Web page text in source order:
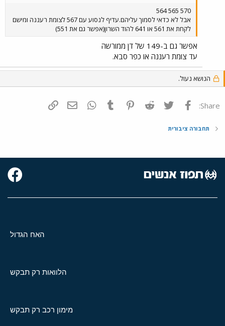
570 565 564
אבל לא כדאי לסמוך עליהם.עדיף לנסוע עם 567 לצומת רעננה ומישם
לקחת את 561 או 641 להוד השרון(אפשר גם את 551)
אפשר גם ב-149 של דן ממורשה
עד צומת רעננה או כפר סבא.
הנושא נעול.
Share: פייסבוק Twitter
Reddit
Pinterest
Tumblr
WhatsAppדואר אלקטרוני
תחבורה ציבורית
האח הגדול
הלוואות רק תבקש
מימון רכב רק תבקש